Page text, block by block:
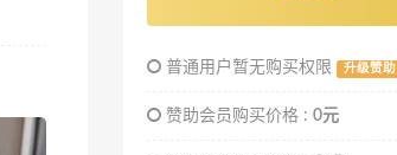
普通用户暂无购买权限 升级赞助
赞助会员购买价格 : 0元